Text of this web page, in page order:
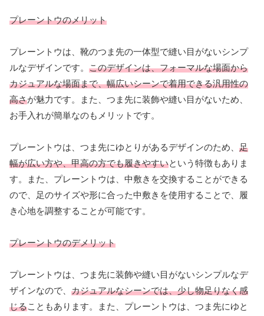
プレーントウのメリット
プレーントウは、靴のつま先の一体型で縫い目がないシンプ
ルなデザインです。 このデザインは、フォーマルな場面から
カジュアルな場面まで、幅広いシーンで着用できる汎用性の
高さが魅力です。また、つま先に装飾や縫い目がないため、
お手入れが簡単なのもメリットです。
プレーントウは、つま先にゆとりがあるデザインのため、 足
幅が広い方や、甲高の方でも履きやすいという特徴もありま
す。また、プレーントウは、中敷きを交換することができる
ので、足のサイズや形に合った中敷きを使用することで、履
き心地を調整することが可能です。
プレーントウのデメリット
プレーントウは、つま先に装飾や縫い目がないシンプルなデ
ザインなので、 カジュアルなシーンでは、少し物足りなく感
じることもあります。また、プレーントウは、つま先にゆと